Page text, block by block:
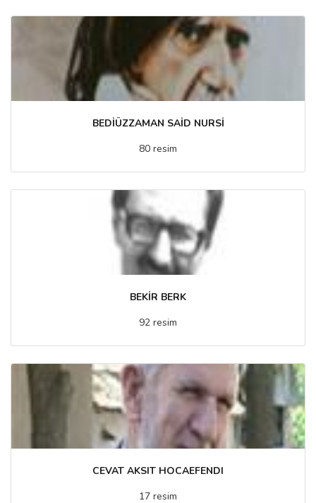
BEDİÜZZAMAN SAİD NURSİ
80 resim
BEKİR BERK
92 resim
CEVAT AKSIT HOCAEFENDI
17 resim